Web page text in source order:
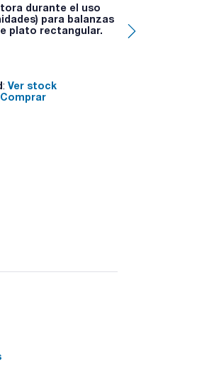
durante el uso
para balanzas
plato rectangular.
: Ver stock
Comprar
SART-YKL01